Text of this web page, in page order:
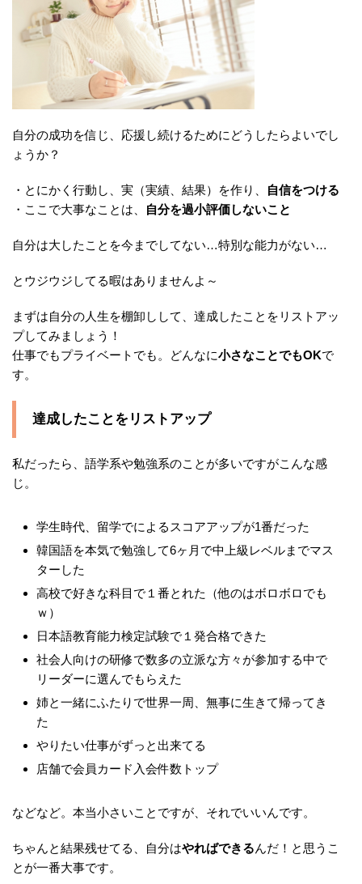
自分の成功を信じ、応援し続けるためにどうしたらよいでし
ょうか？
・とにかく行動し、実（実績、結果）を作り、
自信をつける
・ここで大事なことは、
自分を過小評価しないこと
自分は大したことを今までしてない…特別な能力がない…
とウジウジしてる暇はありませんよ～
まずは自分の人生を棚卸しして、達成したことをリストアッ
プしてみましょう！
仕事でもプライベートでも。どんなに小さなことでもOKで
す。
達成したことをリストアップ
私だったら、語学系や勉強系のことが多いですがこんな感
じ。
学生時代、留学でによるスコアアップが1番だった
韓国語を本気で勉強して6ヶ月で中上級レベルまでマス
ターした
高校で好きな科目で１番とれた（他のはボロボロでも
ｗ）
日本語教育能力検定試験で１発合格できた
社会人向けの研修で数多の立派な方々が参加する中で
リーダーに選んでもらえた
姉と一緒にふたりで世界一周、無事に生きて帰ってき
た
やりたい仕事がずっと出来てる
店舗で会員カード入会件数トップ
などなど。本当小さいことですが、それでいいんです。
ちゃんと結果残せてる、自分はやればできるんだ！と思うこ
とが一番大事です。